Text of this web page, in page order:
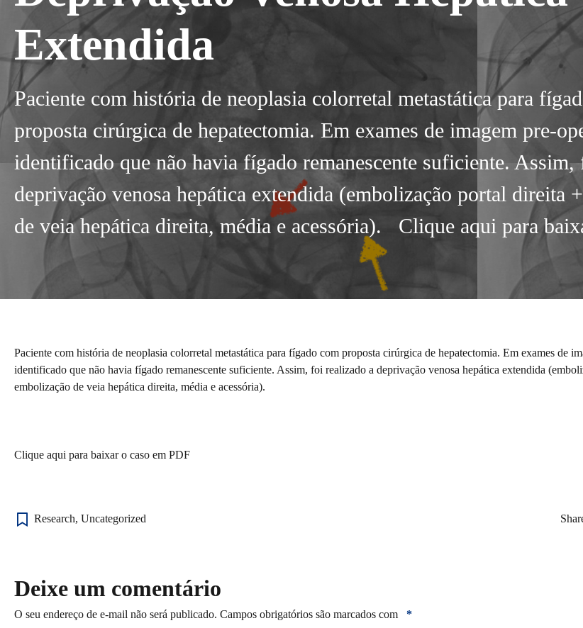
Extendida
Paciente com história de neoplasia colorretal metastática para
proposta cirúrgica de hepatectomia. Em exames de imagem pre-
identificado que não havia fígado remanescente suficiente.
deprivação venosa hepática extendida (embolização portal direita
de veia hepática direita, média e acessória). Clique aqui para
Paciente com história de neoplasia colorretal metastática para fígado com proposta cirúrgica de hepatectomia. Em exames de
identificado que não havia fígado remanescente suficiente. Assim, foi realizado a deprivação venosa hepática extendida
embolização de veia hepática direita, média e acessória).
Clique aqui para baixar o caso em PDF
Research, Uncategorized
Deixe um comentário
O seu endereço de e-mail não será publicado. Campos obrigatórios são marcados com *